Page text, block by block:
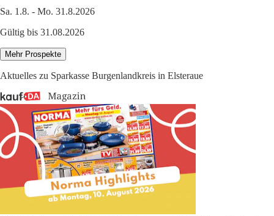
Sa. 1.8. - Mo. 31.8.2026
Gültig bis 31.08.2026
Mehr Prospekte
Aktuelles zu Sparkasse Burgenlandkreis in Elsteraue